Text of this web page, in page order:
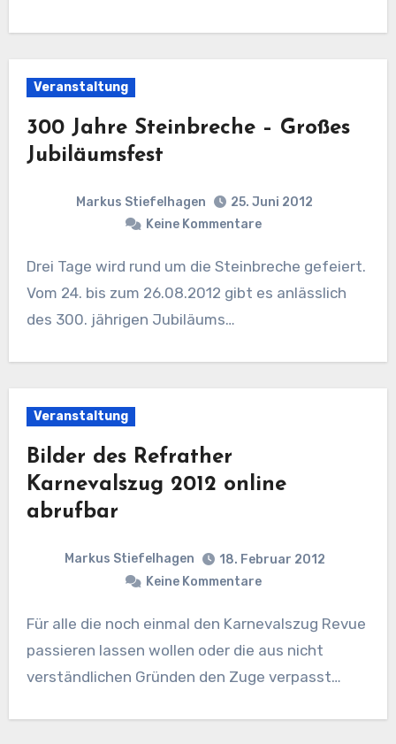
Veranstaltung
300 Jahre Steinbreche – Großes
Jubiläumsfest
Markus Stiefelhagen
25. Juni 2012
Keine Kommentare
Drei Tage wird rund um die Steinbreche gefeiert.
Vom 24. bis zum 26.08.2012 gibt es anlässlich
des 300. jährigen Jubiläums…
Veranstaltung
Bilder des Refrather
Karnevalszug 2012 online
abrufbar
Markus Stiefelhagen
18. Februar 2012
Keine Kommentare
Für alle die noch einmal den Karnevalszug Revue
passieren lassen wollen oder die aus nicht
verständlichen Gründen den Zuge verpasst…